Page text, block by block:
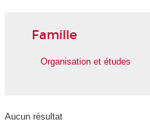
Famille
Organisation et études
Aucun résultat